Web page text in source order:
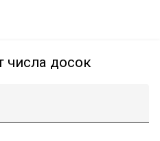
числа досок